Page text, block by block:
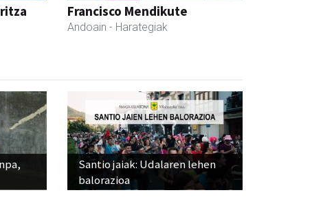
Francisco Mendikute
Andoain - Harategiak
Santio jaiak: Udalaren lehen
balorazioa